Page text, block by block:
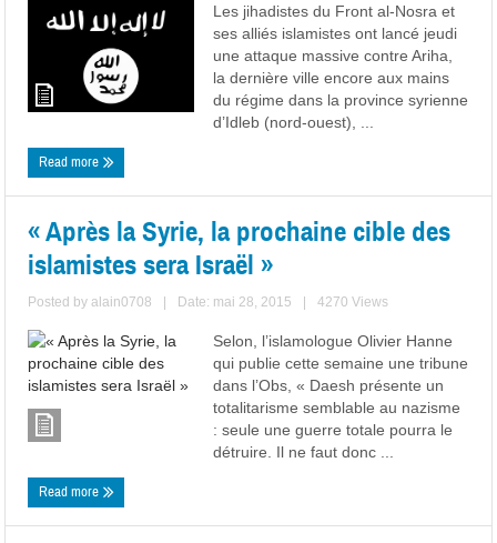
Les jihadistes du Front al-Nosra et
ses alliés islamistes ont lancé jeudi
une attaque massive contre Ariha,
la dernière ville encore aux mains
du régime dans la province syrienne
d’Idleb (nord-ouest), ...
Read more
« Après la Syrie, la prochaine cible des
islamistes sera Israël »
Posted byalain0708 Date: mai 28, 2015 4270 Views
Selon, l’islamologue Olivier Hanne
qui publie cette semaine une tribune
dans l’Obs, « Daesh présente un
totalitarisme semblable au nazisme
: seule une guerre totale pourra le
détruire. Il ne faut donc ...
Read more